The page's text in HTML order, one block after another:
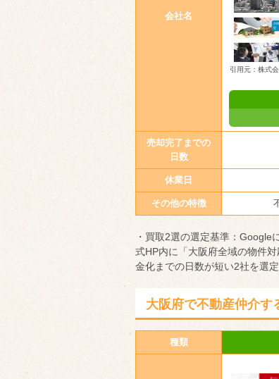
会社名
引用元：株式
売却完了までの
日数
休業日
その他の特徴
・買取2選の選定基準：
式HP内に「大阪府全域の物件
金化までの日数が短い2社を選定
大阪府で不動産仲介す
種類